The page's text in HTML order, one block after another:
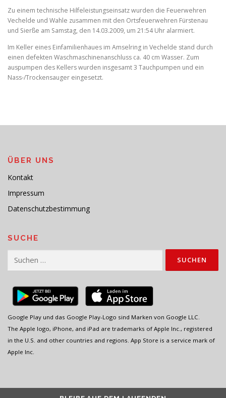
Zu einem technische Hilfeleistungseinsatz wurden die Feuerwehren
Vechelde und Wahle zusammen mit den Ortsfeuerwehren Fürstenau
und Sierße am Samstag, den 14.03.2009, um 21:54 Uhr alarmiert.
Im Keller eines Einfamilienhaues im Amselring in Vechelde stand durch
einen defekten Waschmaschinenanschluss ca. 40 cm Wasser. Zum
auspumpen des Kellers wurden insgesamt 3 Tauchpumpen und ein
Nass-/Trockensauger eingesetzt.
ÜBER UNS
Kontakt
Impressum
Datenschutzbestimmung
SUCHE
Suchen
Google Play und das Google Play-Logo sind Marken von Google LLC.
The Apple logo, iPhone, and iPad are trademarks of Apple Inc., registered
in the U.S. and other countries and regions. App Store is a service mark of
Apple Inc.